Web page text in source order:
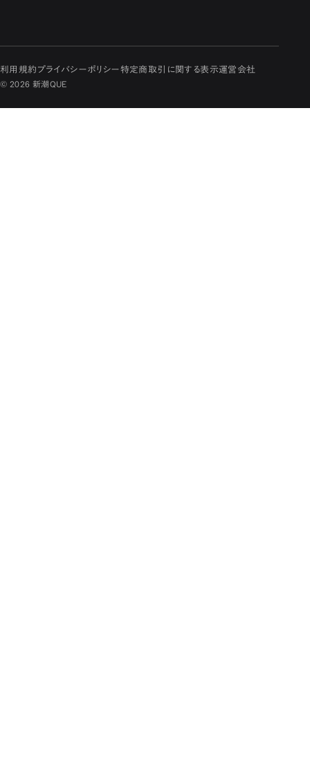
利用規約 プライバシーポリシー特定商取引に関する表示運営会社
© 2026 新潮QUE